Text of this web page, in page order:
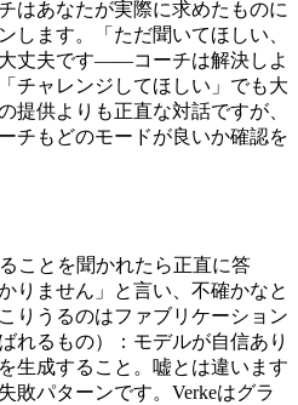
はあなたが実際に求めたものに
します。「ただ聞いてほしい、
丈夫です——コーチは解決しよ
チャレンジしてほしい」でも大
提供よりも正直な対話ですが、
チもどのモードが良いか確認を
ことを聞かれたら正直に答
りません」と言い、不確かなと
りうるのはファブリケーション
れるもの）：モデルが自信あり
生成すること。嘘とは違います
敗パターンです。Verkeはグラ